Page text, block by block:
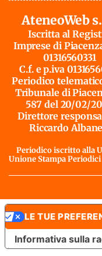
AteneoWeb
Iscritta al
Imprese di
01316560331
C.f. e p.iva
Periodico
Tribunale di
587 del 20/02/
Direttore
Riccardo
Periodico iscritto alla
Unione Stampa
Informativa sulla
LE TUE